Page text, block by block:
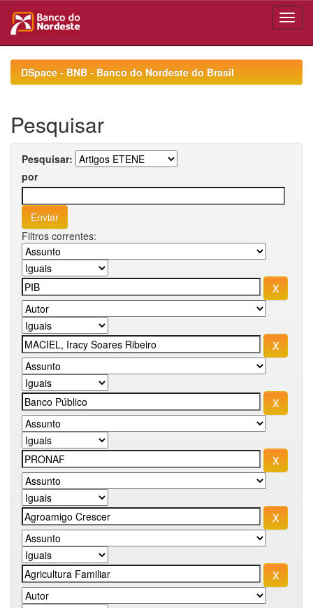
navigationDSpace - BNB - Banco do Nordeste do Brasil
Pesquisar
Pesquisar:
por
Filtros correntes: